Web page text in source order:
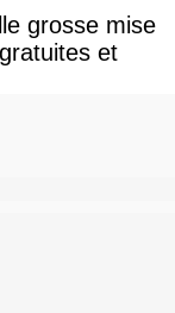
grosse mise
et